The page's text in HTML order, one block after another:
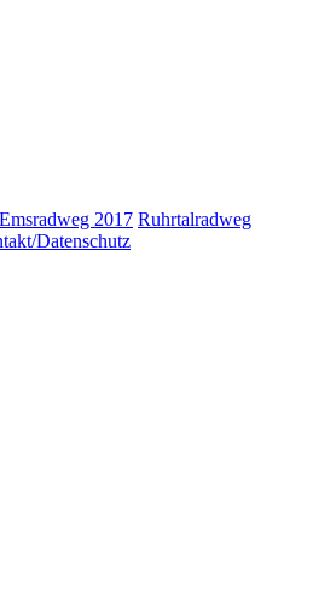
Emsradweg 2017 Ruhrtalradweg
Datenschutz